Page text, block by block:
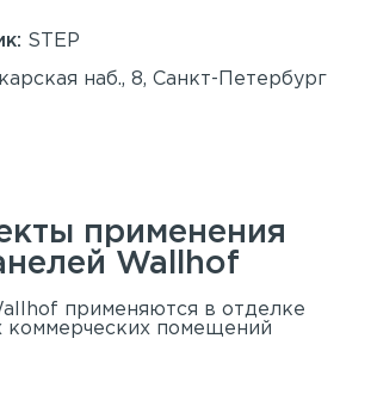
STEP
наб., 8, Санкт-Петербург
применения
Wallhof
применяются в отделке
коммерческих помещений